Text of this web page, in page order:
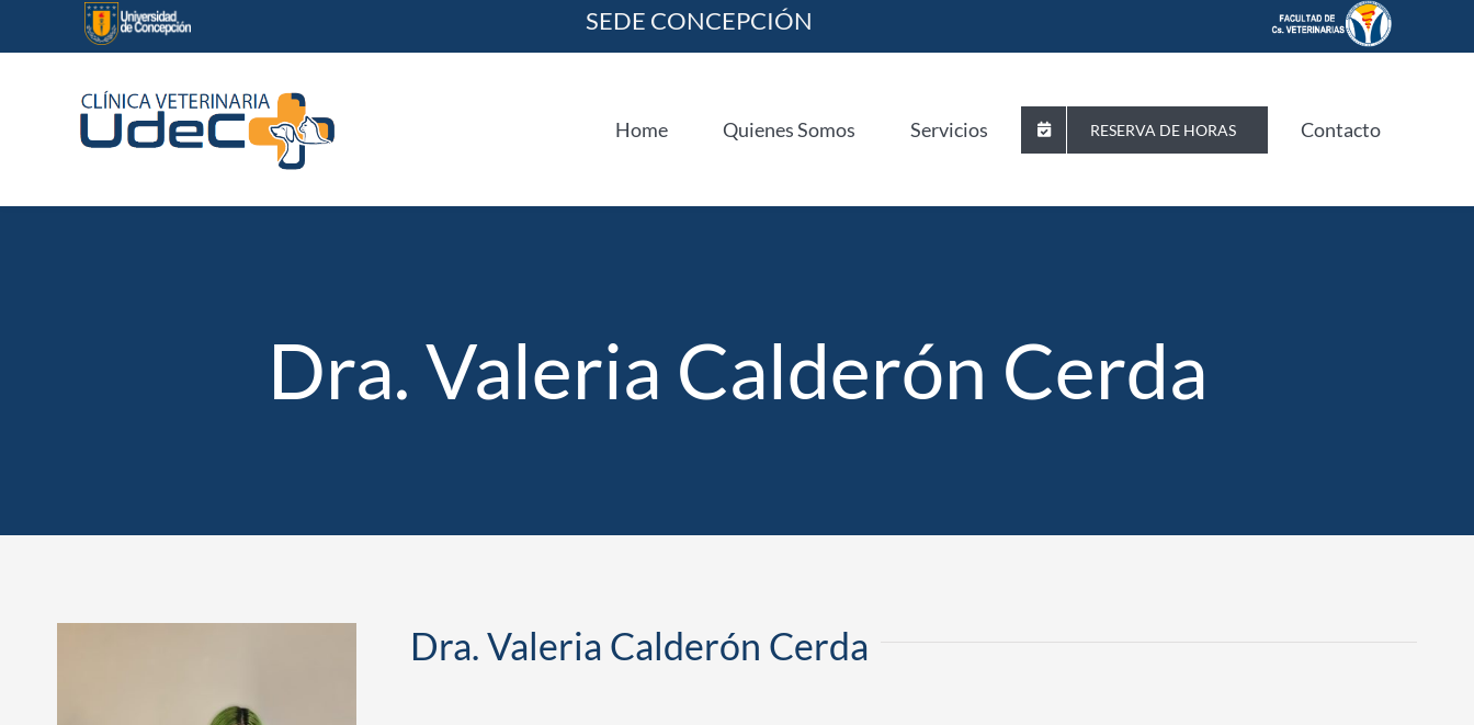
SEDE CONCEPCIÓN
Home Quienes Somos Servicios RESERVA DE HORAS Contacto
Dra. Valeria Calderón Cerda
Dra. Valeria Calderón Cerda